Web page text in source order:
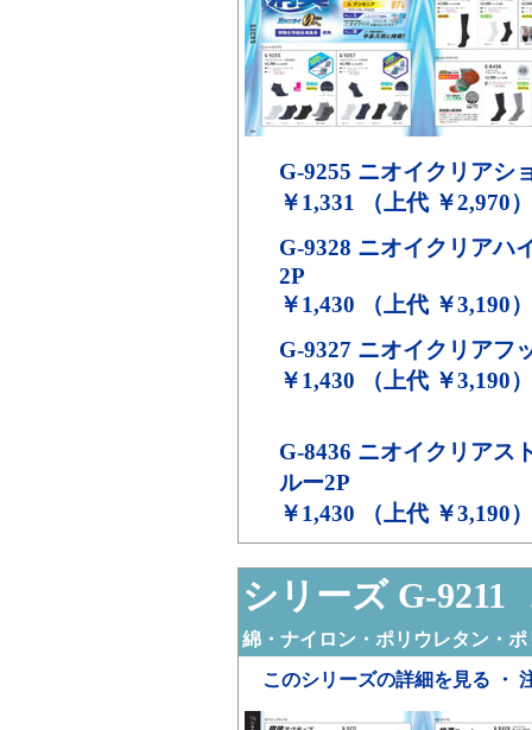
G-9255 ニオイクリアシ
￥1,331 （上代 ￥2,970）
G-9328 ニオイクリアハ
2P
￥1,430 （上代 ￥3,190）
G-9327 ニオイクリアフ
￥1,430 （上代 ￥3,190）
G-8436 ニオイクリアス
ルー2P
￥1,430 （上代 ￥3,190）
シリーズ G-9211
綿・ナイロン・ポリウレタン・
このシリーズの詳細を見る ・